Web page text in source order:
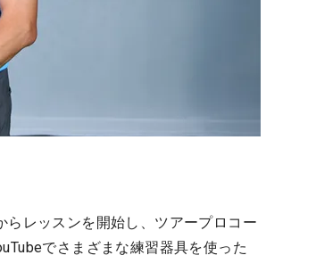
レッスンを開始し、ツアープロコー
でさまざまな練習器具を使った